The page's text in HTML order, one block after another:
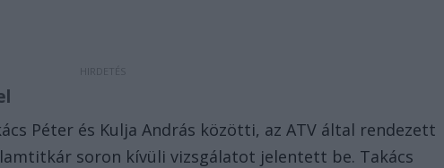
Péter és Kulja András közötti, az ATV által rendezett
soron kívüli vizsgálatot jelentett be. Takács